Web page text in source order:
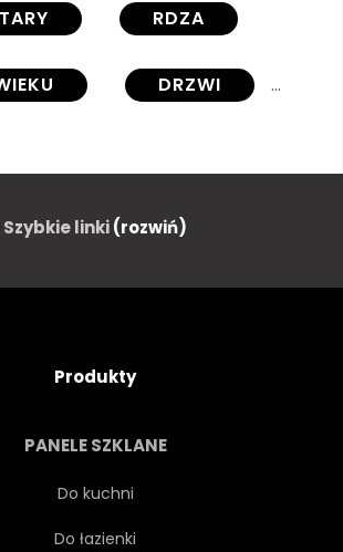
RDZA
DRZWI
LUCCA
KAMIEŃ
Szybkie linki(rozwiń)
Produkty
PANELE SZKLANE
Do kuchni
Do łazienki